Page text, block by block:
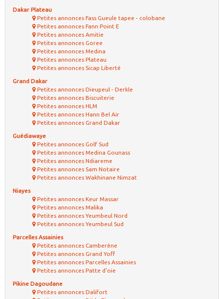
Dakar Plateau
Petites annonces Fass Gueule tapee - colobane
Petites annonces Fann Point E
Petites annonces Amitie
Petites annonces Goree
Petites annonces Medina
Petites annonces Plateau
Petites annonces Sicap Liberté
Grand Dakar
Petites annonces Dieupeul - Derkle
Petites annonces Biscuiterie
Petites annonces HLM
Petites annonces Hann Bel Air
Petites annonces Grand Dakar
Guédiawaye
Petites annonces Golf Sud
Petites annonces Medina Gounass
Petites annonces Ndiareme
Petites annonces Sam Notaire
Petites annonces Wakhinane Nimzat
Niayes
Petites annonces Keur Massar
Petites annonces Malika
Petites annonces Yeumbeul Nord
Petites annonces Yeumbeul Sud
Parcelles Assainies
Petites annonces Camberène
Petites annonces Grand Yoff
Petites annonces Parcelles Assainies
Petites annonces Patte d'oie
Pikine Dagoudane
Petites annonces Dalifort